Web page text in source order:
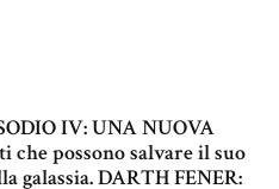
IV: UNA NUOVA
che possono salvare il suo
galassia. DARTH FENER: